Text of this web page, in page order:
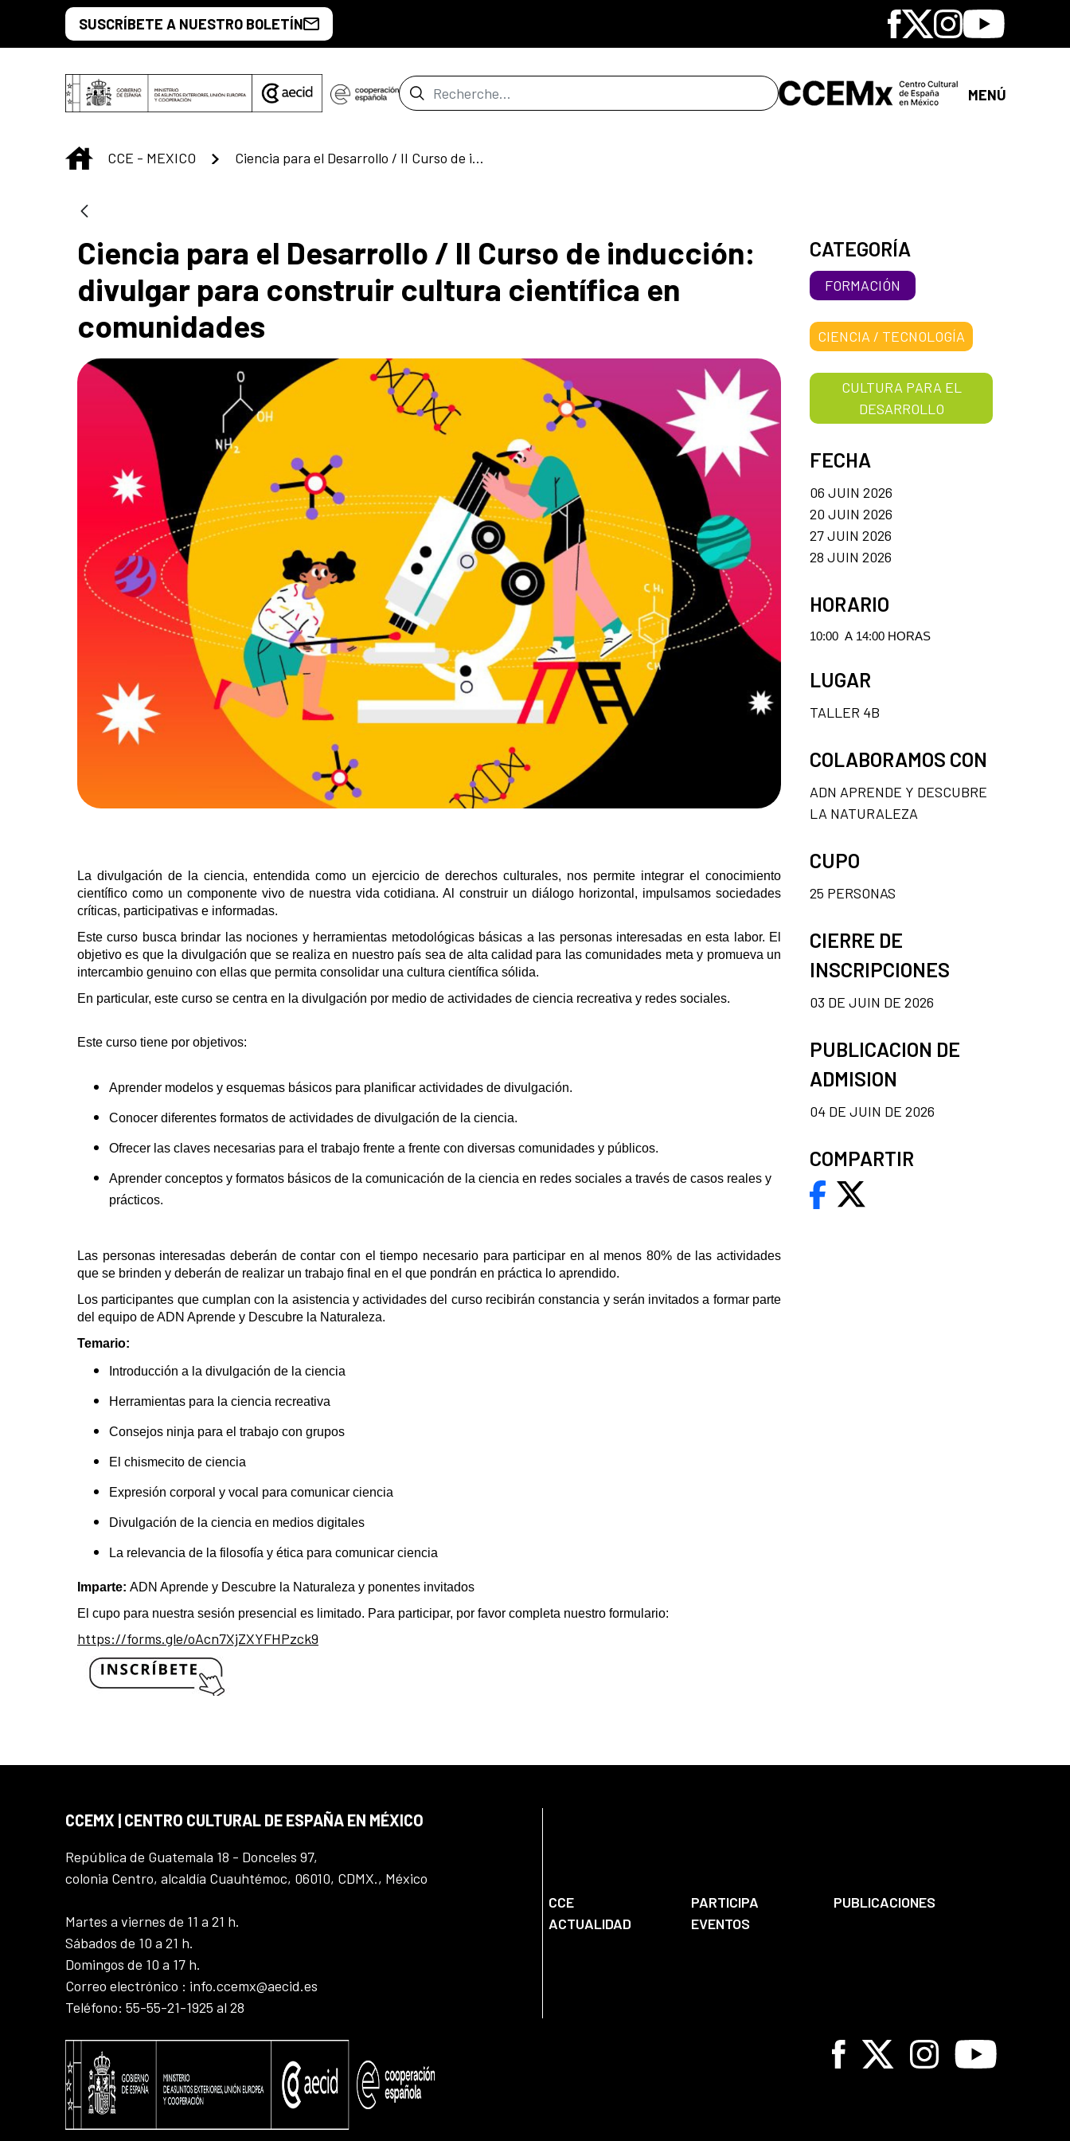
Saut au contenu principal
SUSCRÍBETE A NUESTRO BOLETÍN Facebook
X Instagram
Youtube
Barre de recherche MENÚ
INICIO
CCE - MEXICO Ciencia para el Desarrollo / II Curso de inducción: divulgar para construir cultura científica en comunidades
Ciencia para el Desarrollo / II Curso de inducción:
divulgar para construir cultura científica en
comunidades
La divulgación de la ciencia, entendida como un ejercicio de derechos culturales, nos permite integrar el conocimiento
científico como un componente vivo de nuestra vida cotidiana. Al construir un diálogo horizontal, impulsamos sociedades
críticas, participativas e informadas.
Este curso busca brindar las nociones y herramientas metodológicas básicas a las personas interesadas en esta labor. El
objetivo es que la divulgación que se realiza en nuestro país sea de alta calidad para las comunidades meta y promueva un
intercambio genuino con ellas que permita consolidar una cultura científica sólida.
En particular, este curso se centra en la divulgación por medio de actividades de ciencia recreativa y redes sociales.
Este curso tiene por objetivos:
Aprender modelos y esquemas básicos para planificar actividades de divulgación.
Conocer diferentes formatos de actividades de divulgación de la ciencia.
Ofrecer las claves necesarias para el trabajo frente a frente con diversas comunidades y públicos.
Aprender conceptos y formatos básicos de la comunicación de la ciencia en redes sociales a través de casos reales y
prácticos.
Las personas interesadas deberán de contar con el tiempo necesario para participar en al menos 80% de las actividades
que se brinden y deberán de realizar un trabajo final en el que pondrán en práctica lo aprendido.
Los participantes que cumplan con la asistencia y actividades del curso recibirán constancia y serán invitados a formar parte
del equipo de ADN Aprende y Descubre la Naturaleza.
Temario:
Introducción a la divulgación de la ciencia
Herramientas para la ciencia recreativa
Consejos ninja para el trabajo con grupos
El chismecito de ciencia
Expresión corporal y vocal para comunicar ciencia
Divulgación de la ciencia en medios digitales
La relevancia de la filosofía y ética para comunicar ciencia
Imparte: ADN Aprende y Descubre la Naturaleza y ponentes invitados
El cupo para nuestra sesión presencial es limitado. Para participar, por favor completa nuestro formulario:
https://forms.gle/oAcn7XjZXYFHPzck9
CATEGORÍA
FORMACIÓN
CIENCIA / TECNOLOGÍA
CULTURA PARA EL
DESARROLLO
FECHA
06 JUIN 2026
20 JUIN 2026
27 JUIN 2026
28 JUIN 2026
HORARIO
10:00 A 14:00 HORAS
LUGAR
TALLER 4B
COLABORAMOS CON
ADN APRENDE Y DESCUBRE
LA NATURALEZA
CUPO
25 PERSONAS
CIERRE DE
INSCRIPCIONES
03 DE JUIN DE 2026
PUBLICACION DE
ADMISION
04 DE JUIN DE 2026
COMPARTIR
CCEMX | CENTRO CULTURAL DE ESPAÑA EN MÉXICO
República de Guatemala 18 - Donceles 97,
colonia Centro, alcaldía Cuauhtémoc, 06010, CDMX., México
Martes a viernes de 11 a 21 h.
Sábados de 10 a 21 h.
Domingos de 10 a 17 h.
Correo electrónico : info.ccemx@aecid.es
Teléfono: 55-55-21-1925 al 28
CCE PARTICIPA
PUBLICACIONES
ACTUALIDAD
EVENTOS
Facebook
X InstagramYoutube